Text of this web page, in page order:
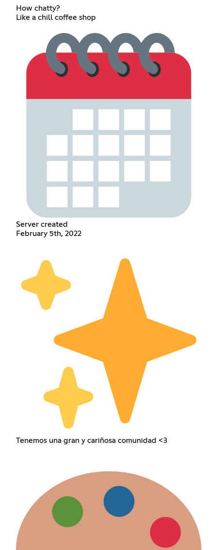
How chatty?
Like a chill coffee shop
Server created
February 5th, 2022
Tenemos una gran y cariñosa comunidad <3